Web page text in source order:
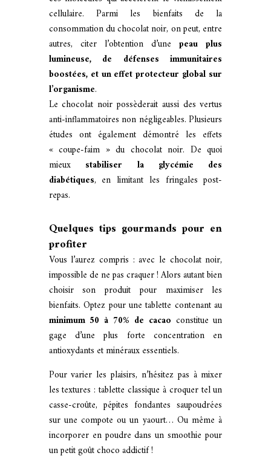
cellulaire. Parmi les bienfaits de la
consommation du chocolat noir, on peut, entre
autres, citer l’obtention d’unepeau plus
lumineuse, de défenses immunitaires
boostées, et un effet protecteur global sur
l’organisme.
Le chocolat noir possèderait aussi des vertus
anti-inflammatoires non négligeables. Plusieurs
études ont également démontré les effets
« coupe-faim » du chocolat noir. De quoi
mieux stabiliser la glycémie des
diabétiques, en limitant les fringales post-
repas.
Quelques tips gourmands pour en
profiter
Vous l’aurez compris : avec le chocolat noir,
impossible de ne pas craquer ! Alors autant bien
choisir son produit pour maximiser les
bienfaits. Optez pour une tablette contenant au
minimum 50 à 70% de cacao constitue un
gage d’une plus forte concentration en
antioxydants et minéraux essentiels.
Pour varier les plaisirs, n’hésitez pas à mixer
les textures : tablette classique à croquer tel un
casse-croûte, pépites fondantes saupoudrées
sur une compote ou un yaourt… Ou même à
incorporer en poudre dans un smoothie pour
un petit goût choco addictif !